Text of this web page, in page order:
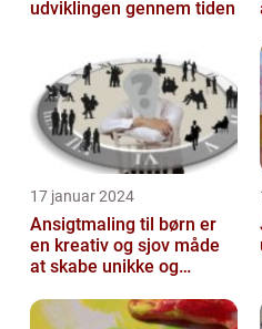
udviklingen gennem tiden
17 januar 2024
Ansigtmaling til børn er
en kreativ og sjov måde
at skabe unikke og